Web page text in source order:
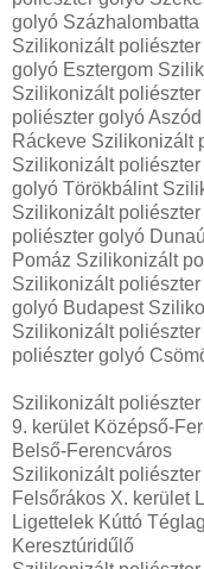
golyó
Szilikonizált
golyó Esztergom
Szilikonizált
poliészter golyó
Ráckeve Szilikonizált
Szilikonizált
golyó Törökbálint
Szilikonizált
poliészter golyó
Pomáz Szilikonizált
Szilikonizált
golyó Budapest
Szilikonizált
poliészter golyó
Szilikonizált
9. kerület Középső-
Belső-Ferencváros
Szilikonizált
Felsőrákos X. kerület
Ligettelek Kúttó
Keresztúridűlő